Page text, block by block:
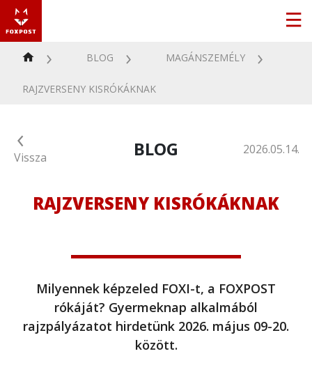
BLOG MAGÁNSZEMÉLY
RAJZVERSENY KISRÓKÁKNAK
Vissza BLOG 2026.05.14.
RAJZVERSENY KISRÓKÁKNAK
Milyennek képzeled FOXI-t, a FOXPOST
rókáját? Gyermeknap alkalmából
rajzpályázatot hirdetünk 2026. május 09-20.
között.